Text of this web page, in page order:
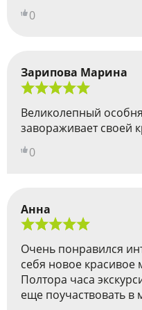
0
Зарипова Марина
Великолепный
завораживает своей
0
Анна
Очень понравился
себя новое красивое
Полтора часа
еще поучаствовать в